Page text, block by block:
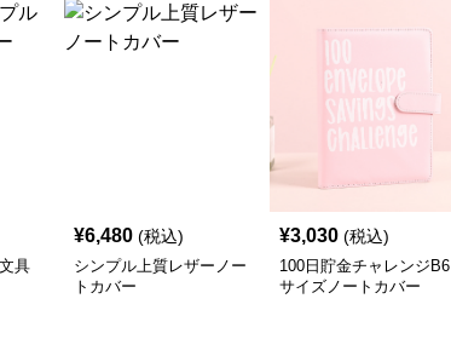
具
¥6,480 (税込)
シンプル上質レザーノー
トカバー
¥3,030 (税込)
100日貯金チャレンジB6
サイズノートカバー